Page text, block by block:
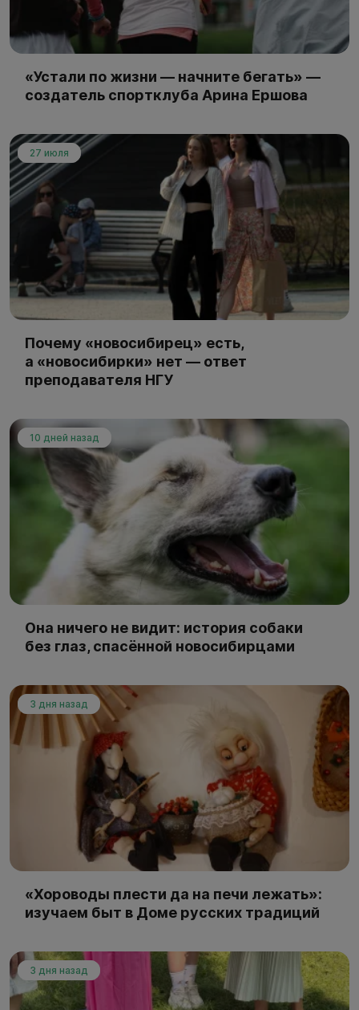
«Устали по жизни — начните бегать» —
создатель спортклуба Арина Ершова
27 июля
Почему «новосибирец» есть,
а «новосибирки» нет — ответ
преподавателя НГУ
10 дней назад
Она ничего не видит: история собаки
без глаз, спасённой новосибирцами
3 дня назад
«Хороводы плести да на печи лежать»:
изучаем быт в Доме русских традиций
3 дня назад